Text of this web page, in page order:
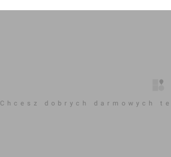
Chcesz dobrych darmowych